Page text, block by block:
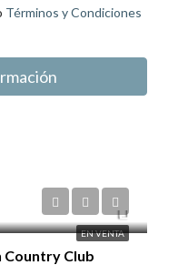
Términos y Condiciones
EN VENTA
Country Club